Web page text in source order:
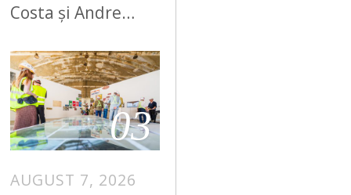
Costa și Andre…
03
AUGUST 7, 2026